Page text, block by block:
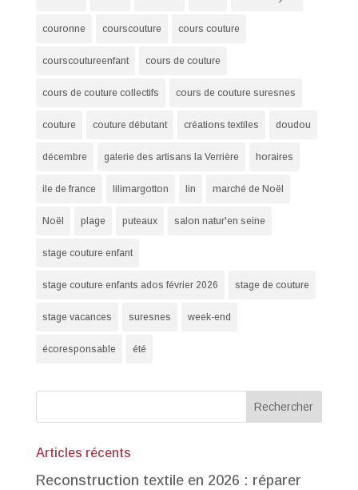
couronne courscouture cours couture
courscoutureenfant cours de couture
cours de couture collectifs cours de couture suresnes
couture couture débutant créations textiles doudou
décembre galerie des artisans la Verrière horaires
ile de france lilimargotton lin marché de Noël
Noël plage puteaux salon natur'en seine
stage couture enfant
stage couture enfants ados février 2026 stage de couture
stage vacances suresnes week-end
écoresponsable été
Articles récents
Reconstruction textile en 2026 : réparer